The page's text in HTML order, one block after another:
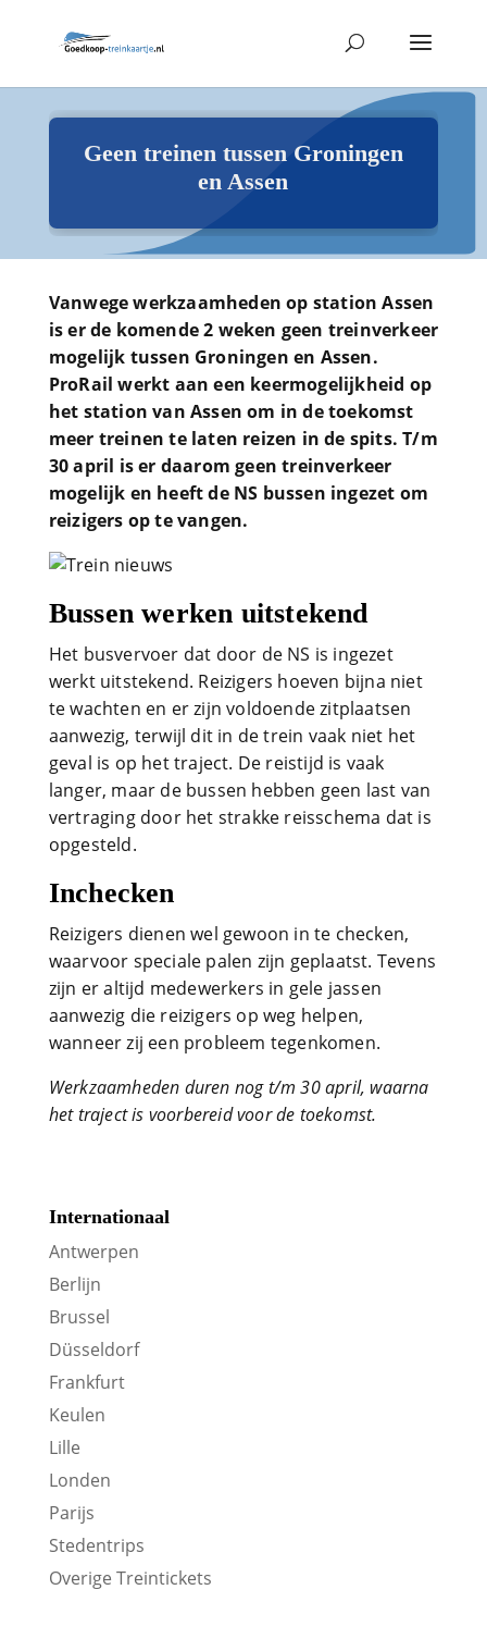
Geen treinen tussen Groningen
en Assen
Vanwege werkzaamheden op station Assen
is er de komende 2 weken geen treinverkeer
mogelijk tussen Groningen en Assen.
ProRail werkt aan een keermogelijkheid op
het station van Assen om in de toekomst
meer treinen te laten reizen in de spits. T/m
30 april is er daarom geen treinverkeer
mogelijk en heeft de NS bussen ingezet om
reizigers op te vangen.
Bussen werken uitstekend
Het busvervoer dat door de NS is ingezet
werkt uitstekend. Reizigers hoeven bijna niet
te wachten en er zijn voldoende zitplaatsen
aanwezig, terwijl dit in de trein vaak niet het
geval is op het traject. De reistijd is vaak
langer, maar de bussen hebben geen last van
vertraging door het strakke reisschema dat is
opgesteld.
Inchecken
Reizigers dienen wel gewoon in te checken,
waarvoor speciale palen zijn geplaatst. Tevens
zijn er altijd medewerkers in gele jassen
aanwezig die reizigers op weg helpen,
wanneer zij een probleem tegenkomen.
Werkzaamheden duren nog t/m 30 april, waarna
het traject is voorbereid voor de toekomst.
Internationaal
Antwerpen
Berlijn
Brussel
Düsseldorf
Frankfurt
Keulen
Lille
Londen
Parijs
Stedentrips
Overige Treintickets